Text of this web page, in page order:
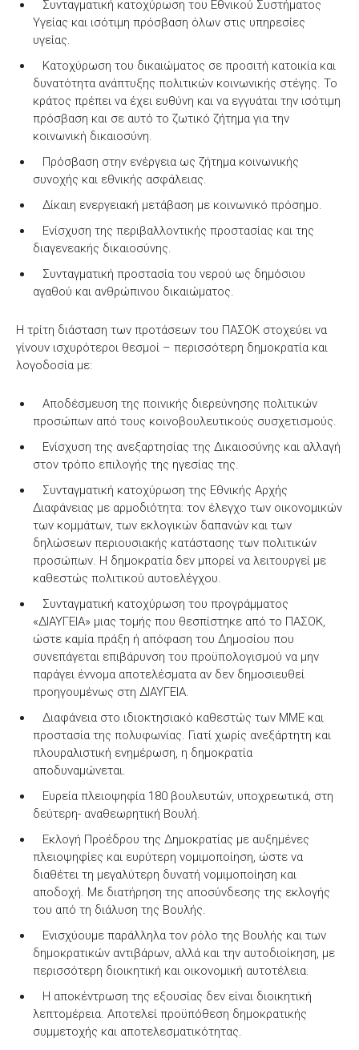
Συνταγματική κατοχύρωση του Εθνικού Συστήματος
Υγείας και ισότιμη πρόσβαση όλων στις υπηρεσίες
υγείας.
Κατοχύρωση του δικαιώματος σε προσιτή κατοικία και
δυνατότητα ανάπτυξης πολιτικών κοινωνικής στέγης. Το
κράτος πρέπει να έχει ευθύνη και να εγγυάται την ισότιμη
πρόσβαση και σε αυτό το ζωτικό ζήτημα για την
κοινωνική δικαιοσύνη.
Πρόσβαση στην ενέργεια ως ζήτημα κοινωνικής
συνοχής και εθνικής ασφάλειας.
Δίκαιη ενεργειακή μετάβαση με κοινωνικό πρόσημο.
Ενίσχυση της περιβαλλοντικής προστασίας και της
διαγενεακής δικαιοσύνης.
Συνταγματική προστασία του νερού ως δημόσιου
αγαθού και ανθρώπινου δικαιώματος.
Η τρίτη διάσταση των προτάσεων του ΠΑΣΟΚ στοχεύει να
γίνουν ισχυρότεροι θεσμοί – περισσότερη δημοκρατία και
λογοδοσία με:
Αποδέσμευση της ποινικής διερεύνησης πολιτικών
προσώπων από τους κοινοβουλευτικούς συσχετισμούς.
Ενίσχυση της ανεξαρτησίας της Δικαιοσύνης και αλλαγή
στον τρόπο επιλογής της ηγεσίας της.
Συνταγματική κατοχύρωση της Εθνικής Αρχής
Διαφάνειας με αρμοδιότητα: τον έλεγχο των οικονομικών
των κομμάτων, των εκλογικών δαπανών και των
δηλώσεων περιουσιακής κατάστασης των πολιτικών
προσώπων. Η δημοκρατία δεν μπορεί να λειτουργεί με
καθεστώς πολιτικού αυτοελέγχου.
Συνταγματική κατοχύρωση του προγράμματος
«ΔΙΑΥΓΕΙΑ» μιας τομής που θεσπίστηκε από το ΠΑΣΟΚ,
ώστε καμία πράξη ή απόφαση του Δημοσίου που
συνεπάγεται επιβάρυνση του προϋπολογισμού να μην
παράγει έννομα αποτελέσματα αν δεν δημοσιευθεί
προηγουμένως στη ΔΙΑΥΓΕΙΑ.
Διαφάνεια στο ιδιοκτησιακό καθεστώς των ΜΜΕ και
προστασία της πολυφωνίας. Γιατί χωρίς ανεξάρτητη και
πλουραλιστική ενημέρωση, η δημοκρατία
αποδυναμώνεται.
Ευρεία πλειοψηφία 180 βουλευτών, υποχρεωτικά, στη
δεύτερη- αναθεωρητική Βουλή.
Εκλογή Προέδρου της Δημοκρατίας με αυξημένες
πλειοψηφίες και ευρύτερη νομιμοποίηση, ώστε να
διαθέτει τη μεγαλύτερη δυνατή νομιμοποίηση και
αποδοχή. Με διατήρηση της αποσύνδεσης της εκλογής
του από τη διάλυση της Βουλής.
Ενισχύουμε παράλληλα τον ρόλο της Βουλής και των
δημοκρατικών αντιβάρων, αλλά και την αυτοδιοίκηση, με
περισσότερη διοικητική και οικονομική αυτοτέλεια.
Η αποκέντρωση της εξουσίας δεν είναι διοικητική
λεπτομέρεια. Αποτελεί προϋπόθεση δημοκρατικής
συμμετοχής και αποτελεσματικότητας.